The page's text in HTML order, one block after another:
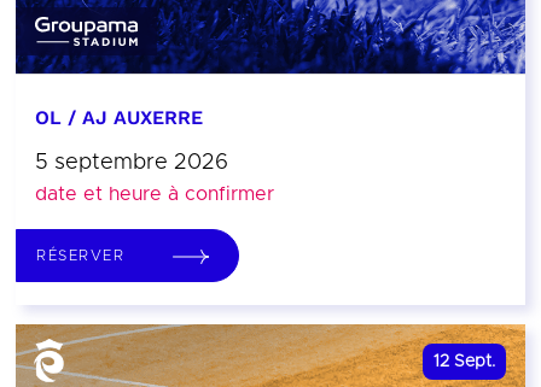
OL / AJ AUXERRE
5 septembre 2026
date et heure à confirmer
RÉSERVER
12 Sept.